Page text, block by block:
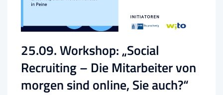
25.09. Workshop: „Social
Recruiting – Die Mitarbeiter von
morgen sind online, Sie auch?“